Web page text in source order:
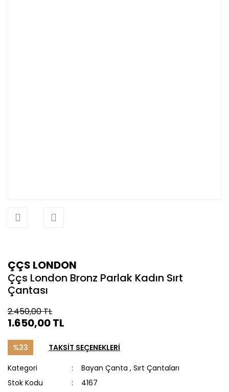
ÇÇS LONDON
Ççs London Bronz Parlak Kadın Sırt
Çantası
2.450,00 TL
1.650,00 TL
%33 TAKSİT SEÇENEKLERİ
Kategori Bayan Çanta ,Sırt Çantaları
Stok Kodu
4167